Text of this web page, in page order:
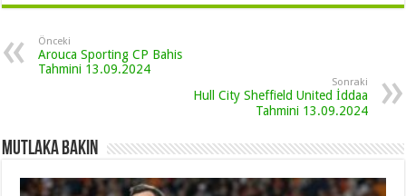
Önceki
Arouca Sporting CP Bahis
Tahmini 13.09.2024
Sonraki
Hull City Sheffield United İddaa
Tahmini 13.09.2024
Mutlaka Bakın